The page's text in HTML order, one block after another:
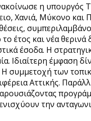
η
Χανιά, Μύκονο και
έτος και νέα
έσοδα. Η
έμφαση
συμμετοχή των
Αττικής.
την